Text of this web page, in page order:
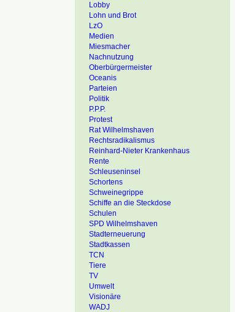
Lobby
Lohn und Brot
LzO
Medien
Miesmacher
Nachnutzung
Oberbürgermeister
Oceanis
Parteien
Politik
P.P.P.
Protest
Rat Wilhelmshaven
Rechtsradikalismus
Reinhard-Nieter Krankenhaus
Rente
Schleuseninsel
Schortens
Schweinegrippe
Schiffe an die Steckdose
Schulen
SPD Wilhelmshaven
Stadterneuerung
Stadtkassen
TCN
Tiere
TV
Umwelt
Visionäre
WADJ